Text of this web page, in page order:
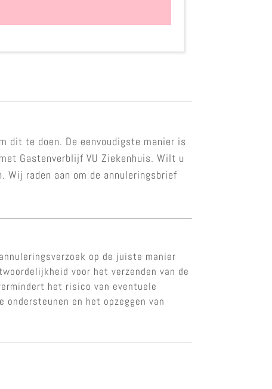
dit te doen. De eenvoudigste manier is
Gastenverblijf VU Ziekenhuis. Wilt u
Wij raden aan om de annuleringsbrief
op de juiste manier
voor het verzenden van de
het risico van eventuele
en het opzeggen van